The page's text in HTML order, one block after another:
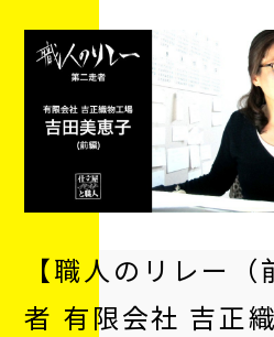
職人文化人類学
NEWS
EC STORE
CONTACT
【職人のリレー
者 有限会社 吉正